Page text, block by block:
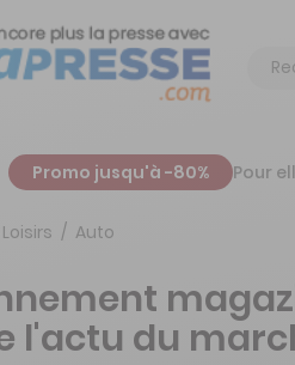
Promo jusqu'à -80% Pour
Loisirs Auto
l'actu du